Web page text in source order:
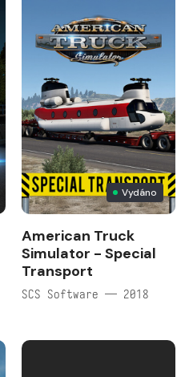
Vydáno
American Truck
Simulator - Special
Transport
SCS Software — 2018